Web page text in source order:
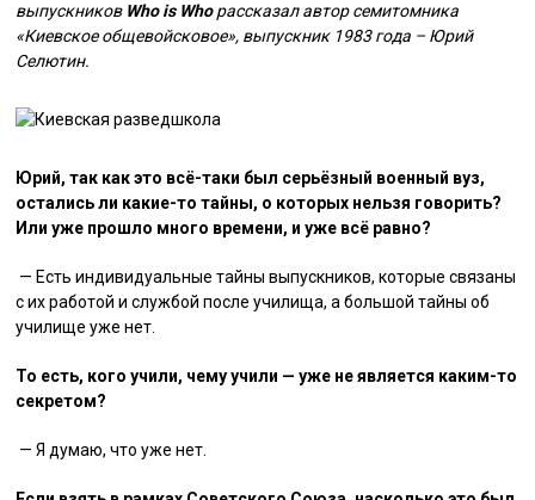
выпускников Who is Whoрассказал автор семитомника
«Киевское общевойсковое», выпускник 1983 года – Юрий
Селютин.
Юрий, так как это всё-таки был серьёзный военный вуз,
остались ли какие-то тайны, о которых нельзя говорить?
Или уже прошло много времени, и уже всё равно?
— Есть индивидуальные тайны выпускников, которые связаны
с их работой и службой после училища, а большой тайны об
училище уже нет.
То есть, кого учили, чему учили — уже не является каким-то
секретом?
— Я думаю, что уже нет.